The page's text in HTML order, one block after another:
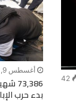
42
أغسطس 9, 2026
بدء حرب